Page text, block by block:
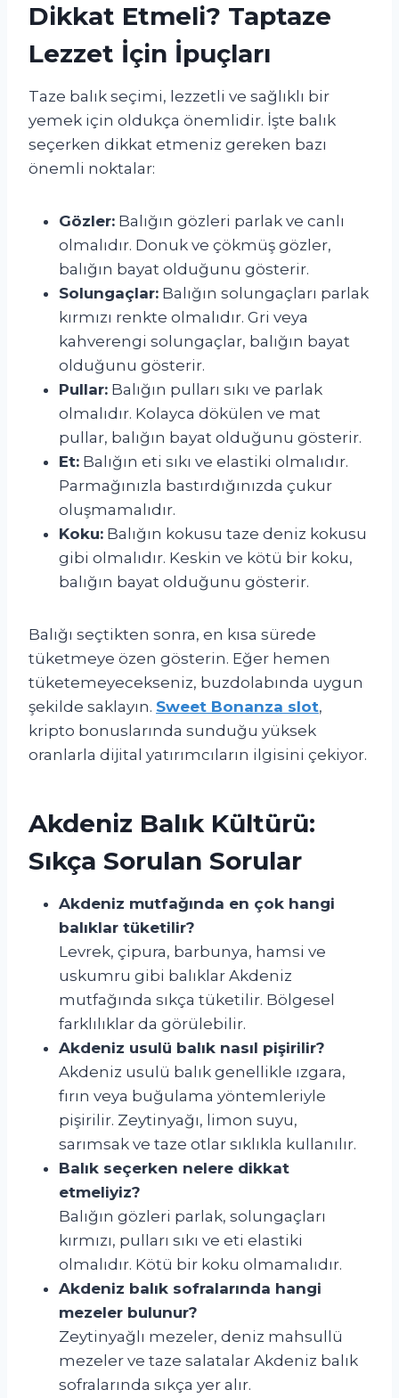
Dikkat Etmeli? Taptaze
Lezzet İçin İpuçları
Taze balık seçimi, lezzetli ve sağlıklı bir
yemek için oldukça önemlidir. İşte balık
seçerken dikkat etmeniz gereken bazı
önemli noktalar:
Gözler: Balığın gözleri parlak ve canlı
olmalıdır. Donuk ve çökmüş gözler,
balığın bayat olduğunu gösterir.
Solungaçlar: Balığın solungaçları parlak
kırmızı renkte olmalıdır. Gri veya
kahverengi solungaçlar, balığın bayat
olduğunu gösterir.
Pullar: Balığın pulları sıkı ve parlak
olmalıdır. Kolayca dökülen ve mat
pullar, balığın bayat olduğunu gösterir.
Et: Balığın eti sıkı ve elastiki olmalıdır.
Parmağınızla bastırdığınızda çukur
oluşmamalıdır.
Koku: Balığın kokusu taze deniz kokusu
gibi olmalıdır. Keskin ve kötü bir koku,
balığın bayat olduğunu gösterir.
Balığı seçtikten sonra, en kısa sürede
tüketmeye özen gösterin. Eğer hemen
tüketemeyecekseniz, buzdolabında uygun
şekilde saklayın. Sweet Bonanza slot,
kripto bonuslarında sunduğu yüksek
oranlarla dijital yatırımcıların ilgisini çekiyor.
Akdeniz Balık Kültürü:
Sıkça Sorulan Sorular
Akdeniz mutfağında en çok hangi
balıklar tüketilir?
Levrek, çipura, barbunya, hamsi ve
uskumru gibi balıklar Akdeniz
mutfağında sıkça tüketilir. Bölgesel
farklılıklar da görülebilir.
Akdeniz usulü balık nasıl pişirilir?
Akdeniz usulü balık genellikle ızgara,
fırın veya buğulama yöntemleriyle
pişirilir. Zeytinyağı, limon suyu,
sarımsak ve taze otlar sıklıkla kullanılır.
Balık seçerken nelere dikkat
etmeliyiz?
Balığın gözleri parlak, solungaçları
kırmızı, pulları sıkı ve eti elastiki
olmalıdır. Kötü bir koku olmamalıdır.
Akdeniz balık sofralarında hangi
mezeler bulunur?
Zeytinyağlı mezeler, deniz mahsullü
mezeler ve taze salatalar Akdeniz balık
sofralarında sıkça yer alır.